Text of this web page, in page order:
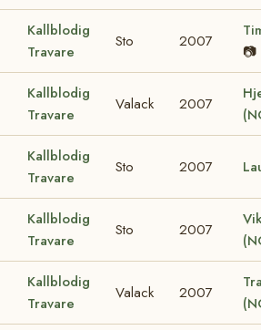
Kallblodig
Travare
Sto 2007
📷
Kallblodig
Travare
Valack 2007
Kallblodig
Travare
Sto 2007
Kallblodig
Travare
Sto 2007
Kallblodig
Travare
Valack 2007